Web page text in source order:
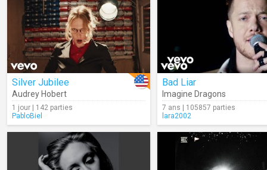
Silver Jubilee
Audrey Hobert
1 jour | 142 parties
PabloBiel
Bad Liar
Imagine Dragons
7 ans | 105857 parties
lara2002